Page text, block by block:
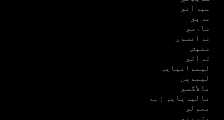
عبراني
عربي
فارسي
فرانسوي
فنېش
قزاقي
لیتوانیایی
لیتوین
مالاګسي
مالیزیایی ژبه
مغولي